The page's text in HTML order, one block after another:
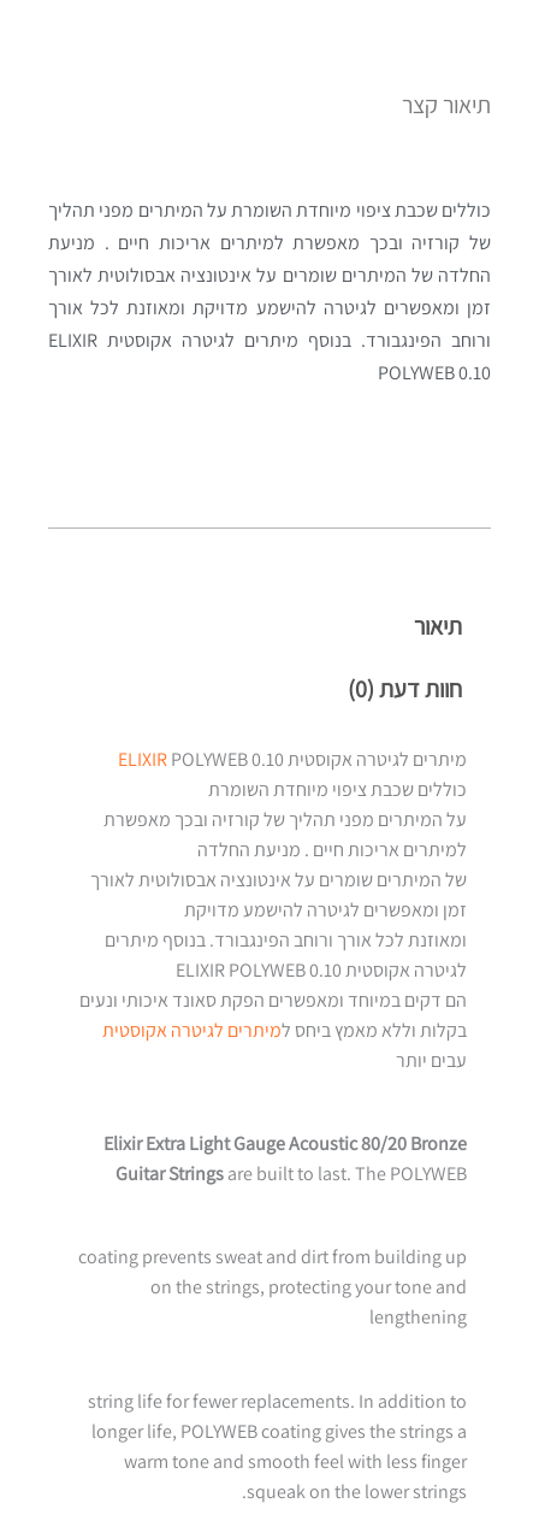
תיאור קצר
כוללים שכבת ציפוי מיוחדת השומרת על המיתרים מפני תהליך
של קורזיה ובכך מאפשרת למיתרים אריכות חיים . מניעת
החלדה של המיתרים שומרים על אינטונציה אבסולוטית לאורך
זמן ומאפשרים לגיטרה להישמע מדויקת ומאוזנת לכל אורך
ורוחב הפינגבורד. בנוסף מיתרים לגיטרה אקוסטית ELIXIR
POLYWEB 0.10
תיאור
חוות דעת (0)
מיתרים לגיטרה אקוסטית ELIXIRPOLYWEB 0.10
כוללים שכבת ציפוי מיוחדת השומרת
על המיתרים מפני תהליך של קורזיה ובכך מאפשרת
למיתרים אריכות חיים . מניעת החלדה
של המיתרים שומרים על אינטונציה אבסולוטית לאורך
זמן ומאפשרים לגיטרה להישמע מדויקת
ומאוזנת לכל אורך ורוחב הפינגבורד. בנוסף מיתרים
לגיטרה אקוסטית ELIXIR POLYWEB 0.10
הם דקים במיוחד ומאפשרים הפקת סאונד איכותי ונעים
בקלות וללא מאמץ ביחס למיתרים לגיטרה אקוסטית
עבים יותר
Elixir Extra Light Gauge Acoustic 80/20 Bronze
Guitar Stringsare built to last. The POLYWEB
coating prevents sweat and dirt from building up
on the strings, protecting your tone and
lengthening
string life for fewer replacements. In addition to
longer life, POLYWEB coating gives the strings a
warm tone and smooth feel with less finger
squeak on the lower strings.